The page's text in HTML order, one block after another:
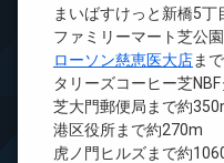
まいばすけっと新橋5
ファミリーマート芝公
ローソン慈恵医大店ま
タリーズコーヒー芝
芝大門郵便局まで約
港区役所まで約270m
虎ノ門ヒルズまで約